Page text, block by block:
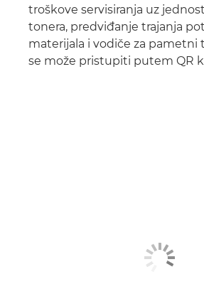
troškove servisiranja uz
tonera, predviđanje trajanja
materijala i vodiče za pametni
se može pristupiti putem QR